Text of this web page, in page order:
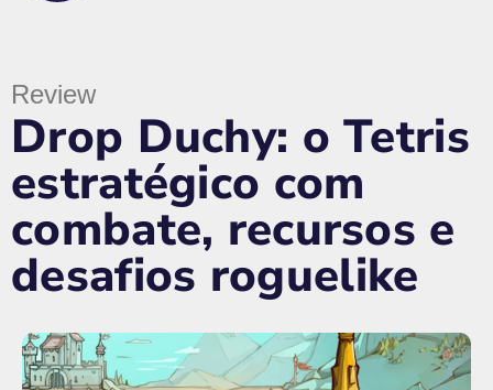
Review
Drop Duchy: o Tetris
estratégico com
combate, recursos e
desafios roguelike